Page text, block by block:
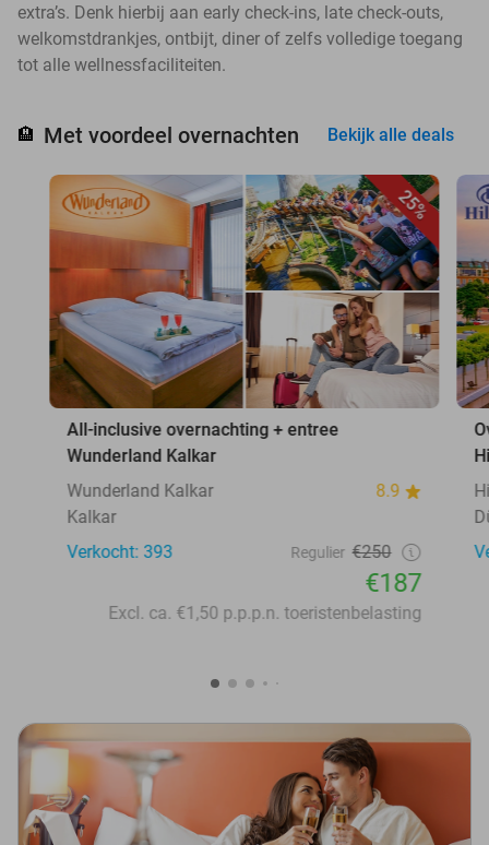
extra’s. Denk hierbij aan early check-ins, late check-outs,
welkomstdrankjes, ontbijt, diner of zelfs volledige toegang
tot alle wellnessfaciliteiten.
🏨 Met voordeel overnachten Bekijk alle deals
25%
All-inclusive overnachting + entree
Wunderland Kalkar
Wunderland Kalkar
8.9
Kalkar
Verkocht: 393
Regulier €250
€187
Excl. ca. €1,50 p.p.p.n. toeristenbelasting